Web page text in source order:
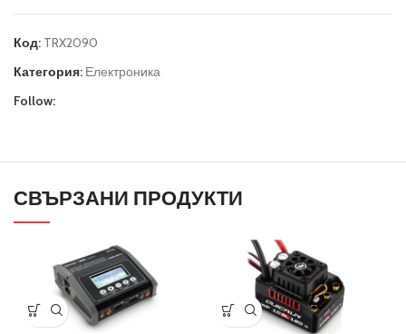
Код: TRX2090
Категория: Електроника
Follow:
СВЪРЗАНИ ПРОДУКТИ